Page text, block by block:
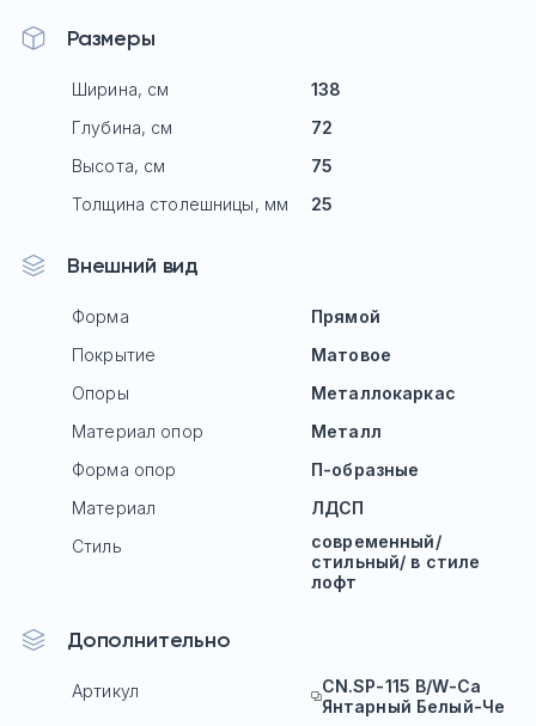
Размеры
Ширина, см
138
Глубина, см
72
Высота, см
75
Толщина столешницы, мм
25
Внешний вид
Форма
Прямой
Покрытие
Матовое
Опоры
Mеталлокаркас
Материал опор
Металл
Форма опор
П-образные
Материал
ЛДСП
Стиль
современный/
стильный/ в стиле
лофт
Дополнительно
Артикул
CN.SP-115 B/W-Са
Янтарный Белый-Че